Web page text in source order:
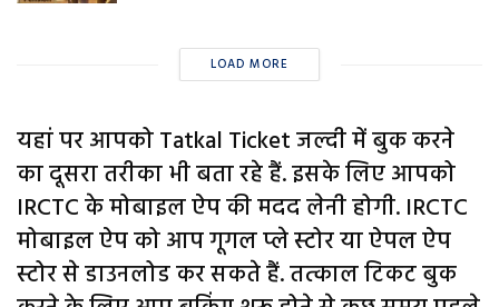
LOAD MORE
यहां पर आपको Tatkal Ticket जल्दी में बुक करने
का दूसरा तरीका भी बता रहे हैं. इसके लिए आपको
IRCTC के मोबाइल ऐप की मदद लेनी होगी. IRCTC
मोबाइल ऐप को आप गूगल प्ले स्टोर या ऐपल ऐप
स्टोर से डाउनलोड कर सकते हैं. तत्काल टिकट बुक